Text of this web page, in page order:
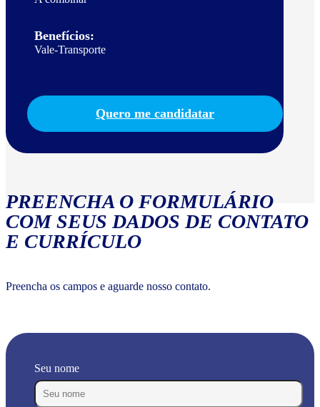
Benefícios:
Vale-Transporte
Quero me candidatar
PREENCHA O FORMULÁRIO
COM SEUS DADOS DE CONTATO
E CURRÍCULO
Preencha os campos e aguarde nosso contato.
Seu nome